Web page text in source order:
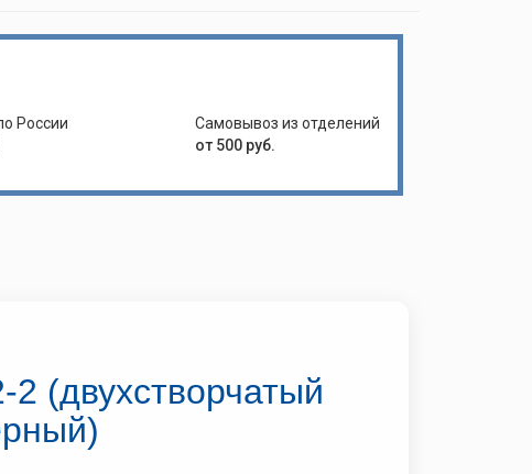
России
Самовывоз из отделений
от 500 руб.
(двухстворчатый